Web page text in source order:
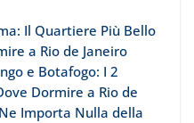
Il Quartiere Più Bello
a Rio de Janeiro
e Botafogo: I 2
Dormire a Rio de
Importa Nulla della